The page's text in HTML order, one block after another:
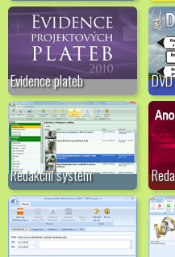
Evidence plateb
Redakční systém